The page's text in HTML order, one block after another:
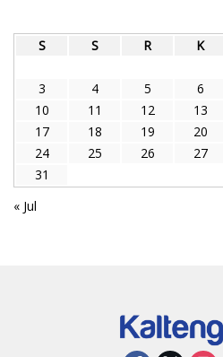
S
S R K
3
4 5 6
10
11 12 13
17
18 19 20
24
25 26 27
31
« Jul